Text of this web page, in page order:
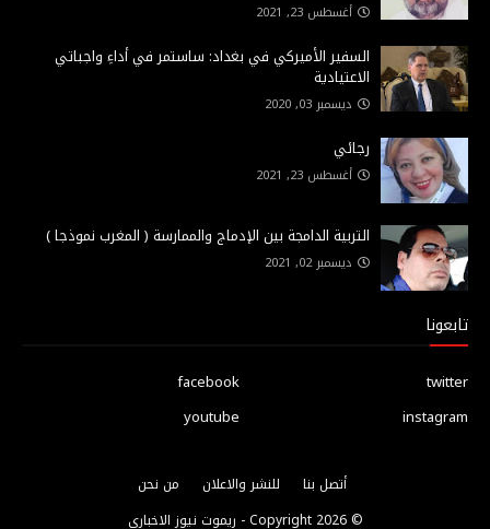
أغسطس 23, 2021
السفير الأميركي في بغداد: ساستمر في أداءِ واجباتي
الاعتيادية
ديسمبر 03, 2020
رجائي
أغسطس 23, 2021
التربية الدامجة بين الإدماج والممارسة ( المغرب نموذجا )
ديسمبر 02, 2021
تابعونا
facebook
twitter
youtube
instagram
أتصل بنا للنشر والاعلان
من نحن
© Copyright
2026 - ريموت نيوز الاخباري